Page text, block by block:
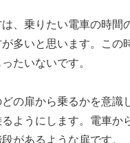
、乗りたい電車の時間
多いと思います。この
たいないです。
の扉から乗るかを意識
ようにします。電車か
があるような扉です。